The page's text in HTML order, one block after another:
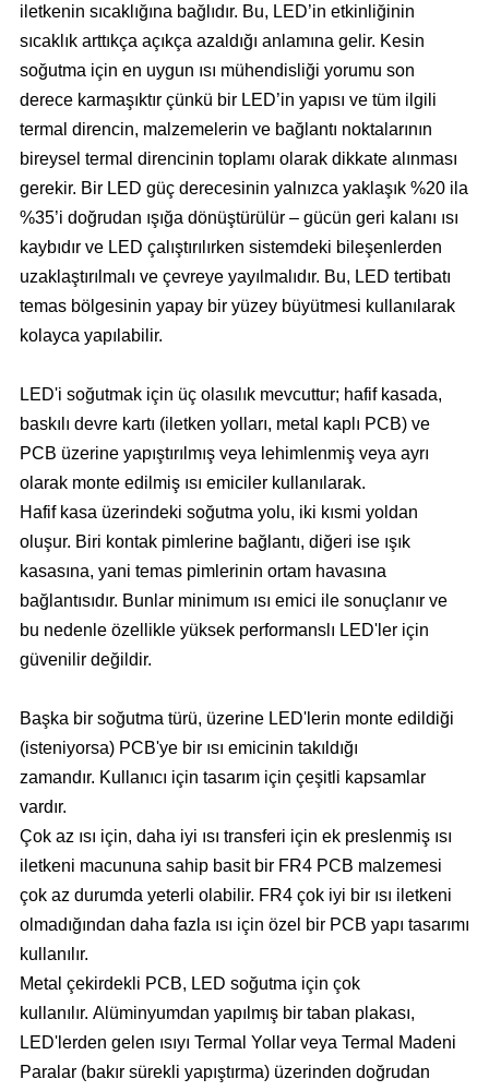
iletkenin sıcaklığına bağlıdır. Bu, LED’in etkinliğinin
sıcaklık arttıkça açıkça azaldığı anlamına gelir. Kesin
soğutma için en uygun ısı mühendisliği yorumu son
derece karmaşıktır çünkü bir LED’in yapısı ve tüm ilgili
termal direncin, malzemelerin ve bağlantı noktalarının
bireysel termal direncinin toplamı olarak dikkate alınması
gerekir. Bir LED güç derecesinin yalnızca yaklaşık %20 ila
%35’i doğrudan ışığa dönüştürülür – gücün geri kalanı ısı
kaybıdır ve LED çalıştırılırken sistemdeki bileşenlerden
uzaklaştırılmalı ve çevreye yayılmalıdır. Bu, LED tertibatı
temas bölgesinin yapay bir yüzey büyütmesi kullanılarak
kolayca yapılabilir.
LED'i soğutmak için üç olasılık mevcuttur; hafif kasada,
baskılı devre kartı (iletken yolları, metal kaplı PCB) ve
PCB üzerine yapıştırılmış veya lehimlenmiş veya ayrı
olarak monte edilmiş ısı emiciler kullanılarak.
Hafif kasa üzerindeki soğutma yolu, iki kısmi yoldan
oluşur. Biri kontak pimlerine bağlantı, diğeri ise ışık
kasasına, yani temas pimlerinin ortam havasına
bağlantısıdır. Bunlar minimum ısı emici ile sonuçlanır ve
bu nedenle özellikle yüksek performanslı LED'ler için
güvenilir değildir.
Başka bir soğutma türü, üzerine LED'lerin monte edildiği
(isteniyorsa) PCB'ye bir ısı emicinin takıldığı
zamandır. Kullanıcı için tasarım için çeşitli kapsamlar
vardır.
Çok az ısı için, daha iyi ısı transferi için ek preslenmiş ısı
iletkeni macununa sahip basit bir FR4 PCB malzemesi
çok az durumda yeterli olabilir. FR4 çok iyi bir ısı iletkeni
olmadığından daha fazla ısı için özel bir PCB yapı tasarımı
kullanılır.
Metal çekirdekli PCB, LED soğutma için çok
kullanılır. Alüminyumdan yapılmış bir taban plakası,
LED'lerden gelen ısıyı Termal Yollar veya Termal Madeni
Paralar (bakır sürekli yapıştırma) üzerinden doğrudan